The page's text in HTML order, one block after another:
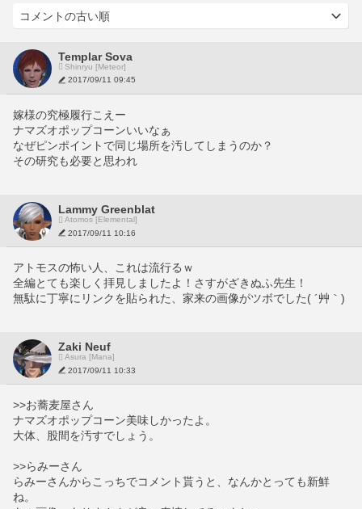
Templar Sova
Shinryu [Meteor]
2017/09/11 09:45
嫁様の究極履行こえー
ナマズオポップコーンいいなぁ
なぜピンポイントで同じ場所を汚してしまうのか？
その研究も必要と思われ
Lammy Greenblat
Atomos [Elemental]
2017/09/11 10:16
アトモスの怖い人、これは流行るｗ
全編とても楽しく拝見しましたよ！さすがざきぬふ先生！
無駄に丁寧にリンクを貼られた、家来の画像がツボでした( ´艸｀)
Zaki Neuf
Asura [Mana]
2017/09/11 10:33
>>お蕎麦屋さん
ナマズオポップコーン美味しかったよ。
大体、股間を汚すでしょう。
>>らみーさん
らみーさんからこっちでコメント貰うと、なんかとっても新鮮
ね。